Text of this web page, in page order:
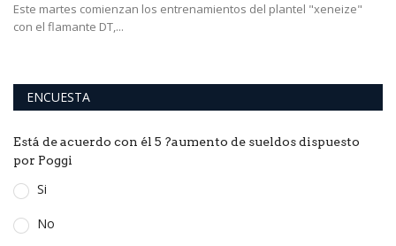
Este martes comienzan los entrenamientos del plantel "xeneize"
con el flamante DT,...
ENCUESTA
Está de acuerdo con él 5 ?aumento de sueldos dispuesto
por Poggi
Si
No